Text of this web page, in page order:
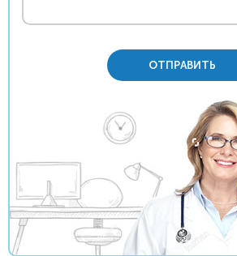
ОТПРАВИТЬ